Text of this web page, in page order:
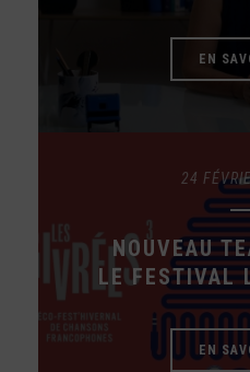
EN
24
NOUVEAU
LE FESTIVAL
EN